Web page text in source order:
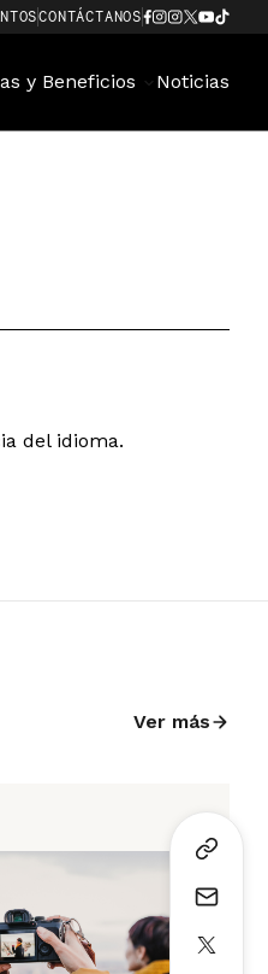
CONTÁCTANOS
y Beneficios Noticias
del idioma.
Ver más